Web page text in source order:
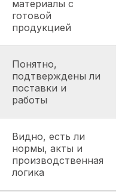
материалы с
готовой
продукцией
Понятно,
подтверждены ли
поставки и
работы
Видно, есть ли
нормы, акты и
производственная
логика